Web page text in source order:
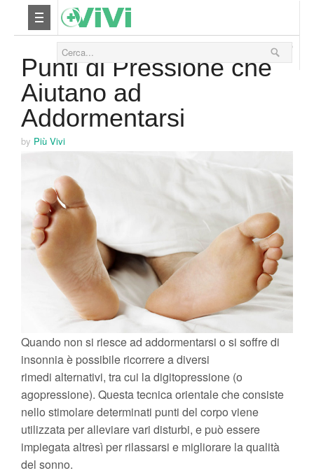
Relax
Viaggi & Vacanze
08 Ottobre 2015
Punti di Pressione che
Aiutano ad
Addormentarsi
by Più Vivi
Quando non si riesce ad addormentarsi o si soffre di
insonnia è possibile ricorrere a diversi
rimedi alternativi, tra cui la digitopressione (o
agopressione). Questa tecnica orientale che consiste
nello stimolare determinati punti del corpo viene
utilizzata per alleviare vari disturbi, e può essere
impiegata altresì per rilassarsi e migliorare la qualità
del sonno.